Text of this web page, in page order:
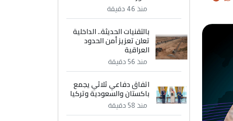
منذ 46 دقيقة
بالتقنيات الحديثة.. الداخلية
تعلن تعزيز أمن الحدود
العراقية
منذ 56 دقيقة
اتفاق دفاعي ثلاثي يجمع
باكستان والسعودية وتركيا
منذ 58 دقيقة